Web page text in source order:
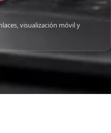
visualización móvil y